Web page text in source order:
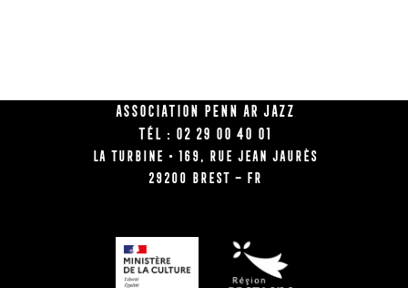
Association Penn Ar Jazz
Tél : 02 29 00 40 01
La Turbine • 169, rue Jean Jaurès
29200 BREST – FR